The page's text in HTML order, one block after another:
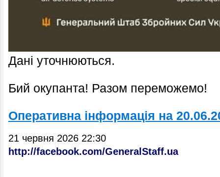
Дані уточнюються.
Бий окупанта! Разом переможемо!
Оперативна інформація на
21 червня 2026 22:30
http://facebook.com/GeneralStaff.ua